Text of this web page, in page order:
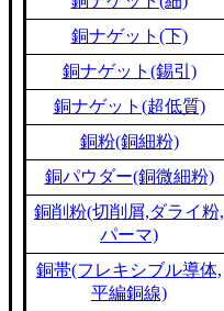
銅ナゲット(下)
銅ナゲット(錫引)
銅ナゲット(超低質)
銅粉(銅細粉)
銅パウダー(銅微細粉)
銅削粉(切削屑,ダライ粉,
パーマ)
銅帯(フレキシブル導体,
平編銅線)